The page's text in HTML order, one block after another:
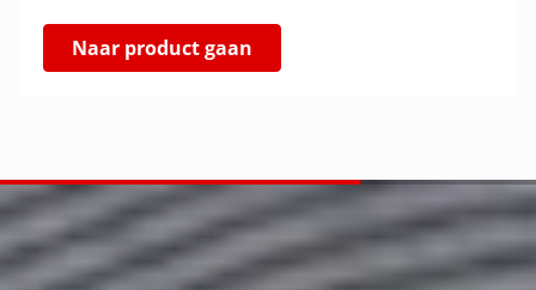
Naar product gaan